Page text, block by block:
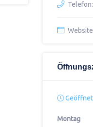
Telefon:
Geöffnet
Montag